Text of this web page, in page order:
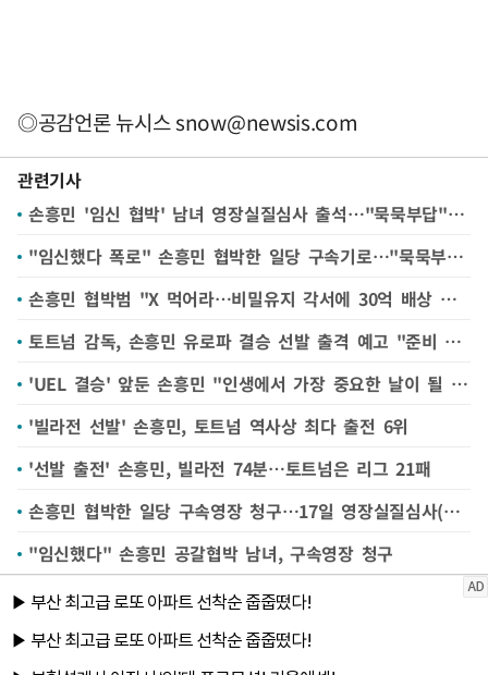
◎공감언론 뉴시스snow@newsis.com
관련기사
손흥민 '임신 협박' 남녀 영장실질심사 출석…"묵묵부답" [뉴시스Pic]
"임신했다 폭로" 손흥민 협박한 일당 구속기로…"묵묵부답"
손흥민 협박범 "X 먹어라…비밀유지 각서에 30억 배상 써있어"
토트넘 감독, 손흥민 유로파 결승 선발 출격 예고 "준비 마쳤다"
'UEL 결승' 앞둔 손흥민 "인생에서 가장 중요한 날이 될 것"
'빌라전 선발' 손흥민, 토트넘 역사상 최다 출전 6위
'선발 출전' 손흥민, 빌라전 74분…토트넘은 리그 21패
손흥민 협박한 일당 구속영장 청구…17일 영장실질심사(종합)
"임신했다" 손흥민 공갈협박 남녀, 구속영장 청구